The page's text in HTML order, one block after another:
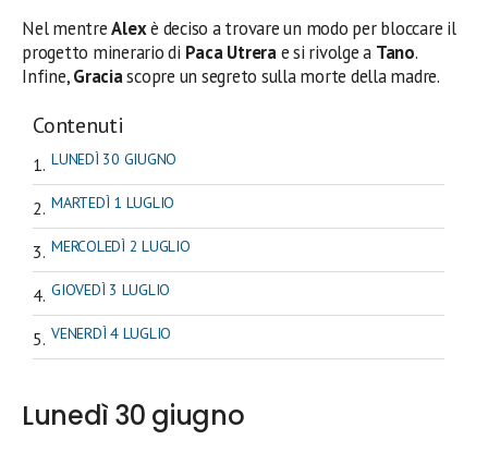
Nel mentreAlexè deciso a trovare un modo per bloccare il
progetto minerario di Paca Utrerae si rivolge a Tano.
Infine,Graciascopre un segreto sulla morte della madre.
Contenuti
LUNEDÌ 30 GIUGNO
MARTEDÌ 1 LUGLIO
MERCOLEDÌ 2 LUGLIO
GIOVEDÌ 3 LUGLIO
VENERDÌ 4 LUGLIO
Lunedì 30 giugno